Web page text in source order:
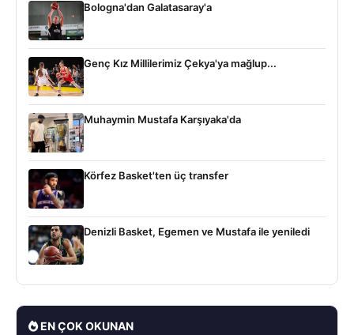
Bologna'dan Galatasaray'a
Genç Kız Millilerimiz Çekya'ya mağlup...
Muhaymin Mustafa Karşıyaka'da
Körfez Basket'ten üç transfer
Denizli Basket, Egemen ve Mustafa ile yeniledi
EN ÇOK OKUNAN